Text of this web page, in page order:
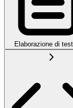
Elaborazione di